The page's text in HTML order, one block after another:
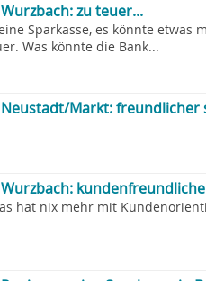
zu teuer...
Sparkasse, es könnte etwas
Was könnte die Bank...
Neustadt/Markt: freundlicher
hat nix mehr mit